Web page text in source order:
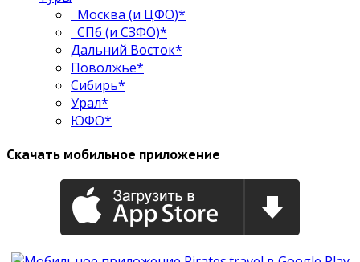
Москва (и ЦФО)*
СПб (и СЗФО)*
Дальний Восток*
Поволжье*
Сибирь*
Урал*
ЮФО*
Скачать мобильное приложение